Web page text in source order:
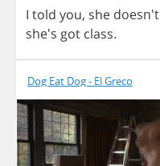
I told you, she doesn't
she's got class.
Dog Eat Dog - El Greco